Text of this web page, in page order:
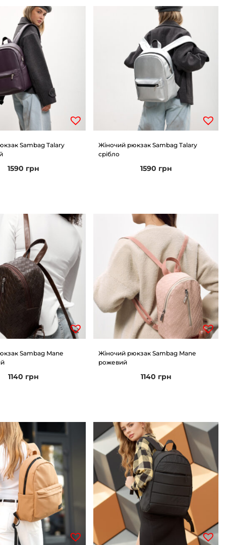
Sambag Talary
1590 грн
Жіночий рюкзак Sambag Talary
срібло
1590 грн
Sambag Mane
1140 грн
Жіночий рюкзак Sambag Mane
рожевий
1140 грн